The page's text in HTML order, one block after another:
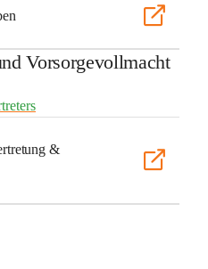
Vorsorgevollmacht
&